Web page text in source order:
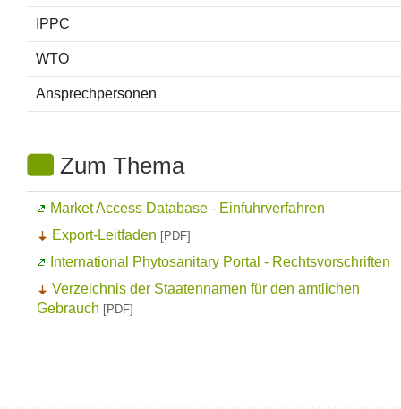
IPPC
WTO
Ansprechpersonen
Zum Thema
Market Access Database - Einfuhrverfahren
Export-Leitfaden [PDF]
International Phytosanitary Portal - Rechtsvorschriften
Verzeichnis der Staatennamen für den amtlichen
Gebrauch [PDF]